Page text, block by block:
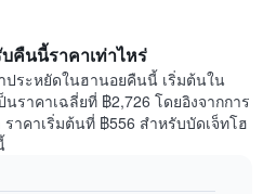
คืนนี้ราคาเท่าไหร่
ประหยัดในฮานอยคืนนี้ เริ่มต้นใน
ราคาเฉลี่ยที่ ฿2,726 โดยอิงจากการ
าคาเริ่มต้นที่ ฿556 สำหรับบัดเจ็ทโฮ